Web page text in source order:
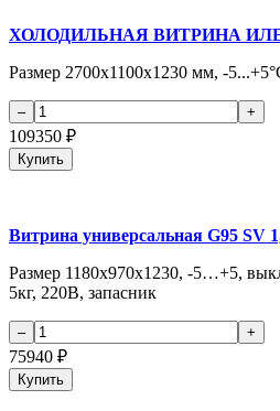
ХОЛОДИЛЬНАЯ ВИТРИНА
Размер 2700х1100х1230 мм, -
109350 ₽
Купить
Витрина универсальная G95 SV
Размер 1180х970х1230, -5…+5,
5кг, 220В, запасник
75940 ₽
Купить